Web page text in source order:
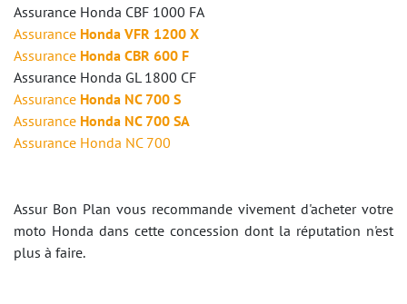
Assurance Honda CBF 1000 FA
Assurance Honda VFR 1200 X
Assurance Honda CBR 600 F
Assurance Honda GL 1800 CF
Assurance Honda NC 700 S
Assurance Honda NC 700 SA
Assurance Honda NC 700
Assur Bon Plan vous recommande vivement d'acheter votre
moto Honda dans cette concession dont la réputation n'est
plus à faire.